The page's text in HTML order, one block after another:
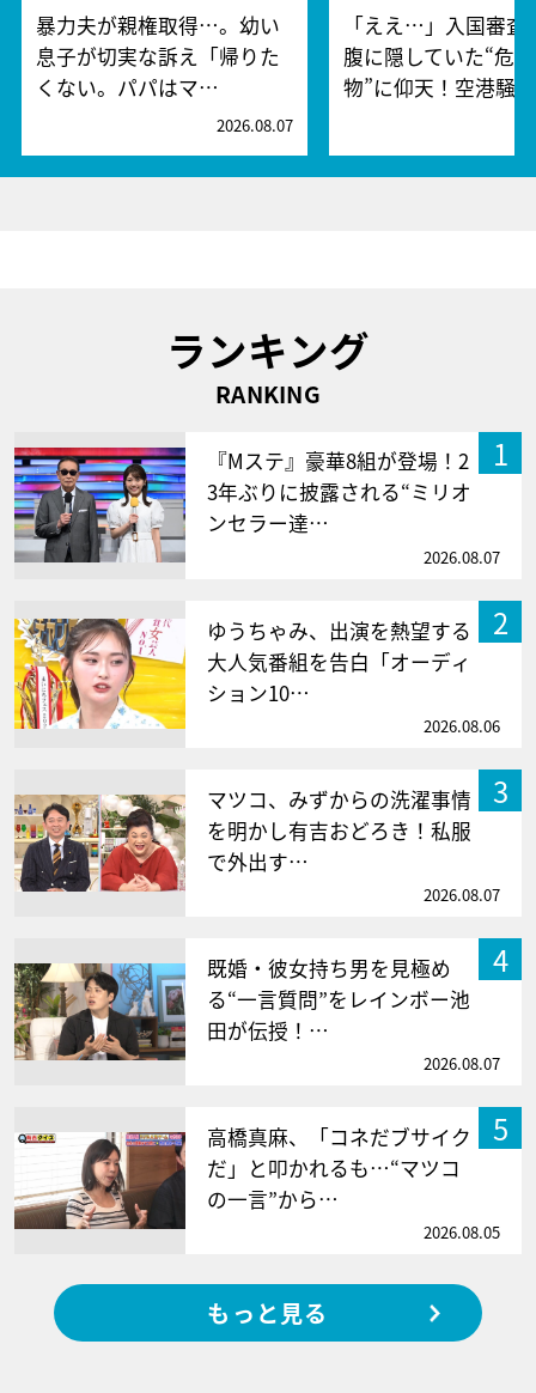
暴力夫が親権取得…。幼い
息子が切実な訴え「帰りた
くない。パパはマ…
2026.08.07
「ええ…」入国審査
腹に隠していた“危
物”に仰天！空港騒
ランキング
RANKING
1
『Mステ』豪華8組が登場！2
3年ぶりに披露される“ミリオ
ンセラー達…
2026.08.07
2
ゆうちゃみ、出演を熱望する
大人気番組を告白「オーディ
ション10…
2026.08.06
3
マツコ、みずからの洗濯事情
を明かし有吉おどろき！私服
で外出す…
2026.08.07
4
既婚・彼女持ち男を見極め
る“一言質問”をレインボー池
田が伝授！…
2026.08.07
5
高橋真麻、「コネだブサイク
だ」と叩かれるも…“マツコ
の一言”から…
2026.08.05
もっと見る